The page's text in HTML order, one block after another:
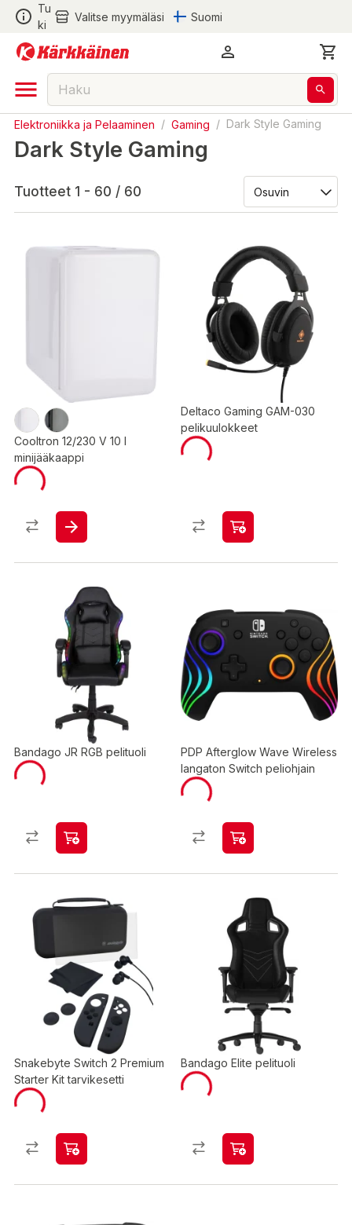
Tu
ki
Valitse myymäläsi Suomi
Elektroniikka ja Pelaaminen / Gaming / Dark Style Gaming
Dark Style Gaming
Tuotteet 1 - 60 / 60
Cooltron 12/230 V 10 l
minijääkaappi
Deltaco Gaming GAM-030
pelikuulokkeet
Bandago JR RGB pelituoli
PDP Afterglow Wave Wireless
langaton Switch peliohjain
Snakebyte Switch 2 Premium
Starter Kit tarvikesetti
Bandago Elite pelituoli